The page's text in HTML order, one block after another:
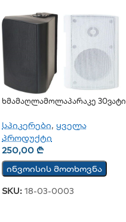
Ხმამაღლამოლაპარაკე 30ვატი
სპიკერები, ყველა
პროდუქტი
250,00 ₾
ინვოისის მოთხოვნა
SKU: 18-03-0003